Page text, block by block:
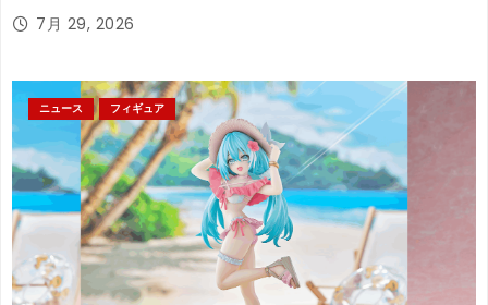
7月 29, 2026
ニュース フィギュア